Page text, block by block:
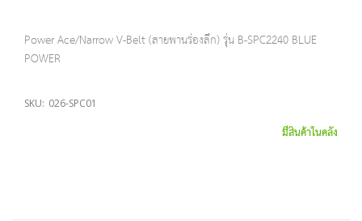
Power Ace/Narrow V-Belt (สายพานร่องลึก) รุ่น B-SPC2240 BLUE
POWER
SKU: 026-SPC01
มีสินค้าในคลัง